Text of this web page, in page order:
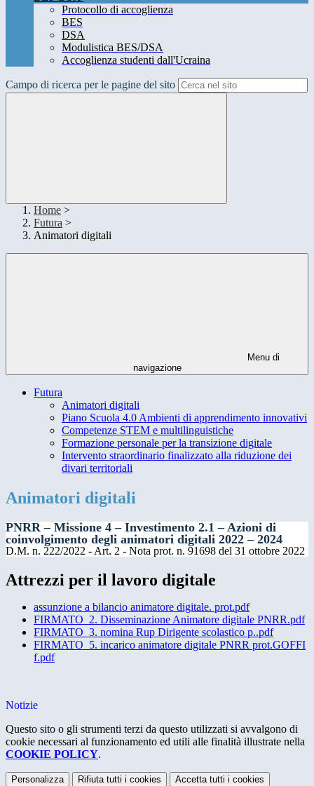
Protocollo di accoglienza
BES
DSA
Modulistica BES/DSA
Accoglienza studenti dall'Ucraina
Campo di ricerca per le pagine del sito
Home >
Futura >
Animatori digitali
Menu di
navigazione
Futura
Animatori digitali
Piano Scuola 4.0 Ambienti di apprendimento innovativi
Competenze STEM e multilinguistiche
Formazione personale per la transizione digitale
Intervento straordinario finalizzato alla riduzione dei
divari territoriali
Animatori digitali
PNRR – Missione 4 – Investimento 2.1 – Azioni di
coinvolgimento degli animatori digitali 2022 – 2024
D.M. n. 222/2022 - Art. 2 - Nota prot. n. 91698 del 31 ottobre 2022
Attrezzi per il lavoro digitale
assunzione a bilancio animatore digitale. prot.pdf
FIRMATO_2. Disseminazione Animatore digitale PNRR.pdf
FIRMATO_3. nomina Rup Dirigente scolastico p..pdf
FIRMATO_5. incarico animatore digitale PNRR prot.GOFFI
f.pdf
Notizie
Questo sito o gli strumenti terzi da questo utilizzati si avvalgono di
cookie necessari al funzionamento ed utili alle finalità illustrate nella
COOKIE POLICY.
Personalizza Rifiuta tutti i cookies Accetta tutti i cookies